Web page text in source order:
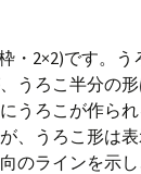
・2×2)です。う
うろこ半分の形
うろこが作ら
、うろこ形は表
のラインを示